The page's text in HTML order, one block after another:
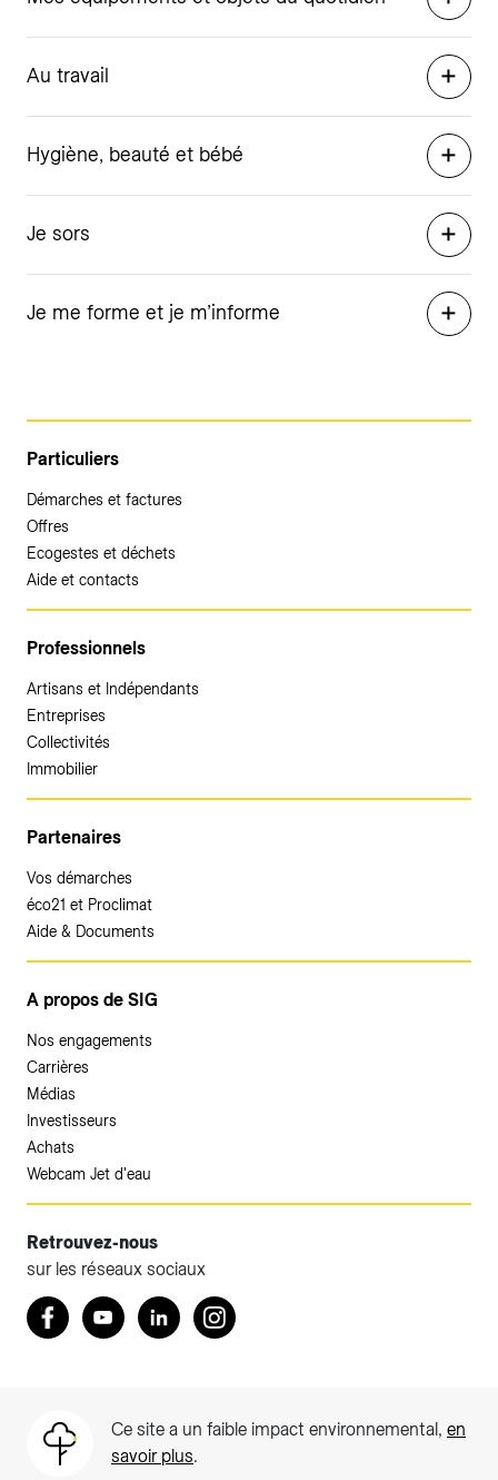
Au travail
Hygiène, beauté et bébé
Je sors
Je me forme et je m’informe
Particuliers
Démarches et factures
Offres
Ecogestes et déchets
Aide et contacts
Professionnels
Artisans et Indépendants
Entreprises
Collectivités
Immobilier
Partenaires
Vos démarches
éco21 et Proclimat
Aide & Documents
A propos de SIG
Nos engagements
Carrières
Médias
Investisseurs
Achats
Webcam Jet d'eau
Retrouvez-nous
sur les réseaux sociaux
Retrouvez nous sur Facebook
YoutubeLinkedInInstagram
Ce site a un faible impact environnemental, en
savoir plus.
Accéder à votre espace client SIG.
Votre espace client SIG n'est pas optimisé pour une
Particuliers)